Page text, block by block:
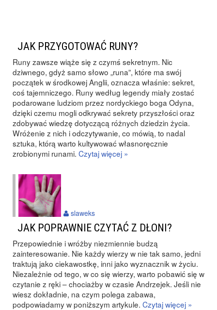
JAK PRZYGOTOWAĆ RUNY?
Runy zawsze wiąże się z czymś sekretnym. Nic
dziwnego, gdyż samo słowo „runa”, które ma swój
początek w środkowej Anglii, oznacza właśnie: sekret,
coś tajemniczego. Runy według legendy miały zostać
podarowane ludziom przez nordyckiego boga Odyna,
dzięki czemu mogli odkrywać sekrety przyszłości oraz
zdobywać wiedzę dotyczącą różnych dziedzin życia.
Wróżenie z nich i odczytywanie, co mówią, to nadal
sztuka, którą warto kultywować własnoręcznie
zrobionymi runami. Czytaj więcej »
JAK POPRAWNIE CZYTAĆ Z DŁONI?
Przepowiednie i wróżby niezmiennie budzą
zainteresowanie. Nie każdy wierzy w nie tak samo, jedni
traktują jako ciekawostkę, inni jako wyznacznik w życiu.
Niezależnie od tego, w co się wierzy, warto pobawić się w
czytanie z ręki – chociażby w czasie Andrzejek. Jeśli nie
wiesz dokładnie, na czym polega zabawa,
podpowiadamy w poniższym artykule. Czytaj więcej »
slaweks